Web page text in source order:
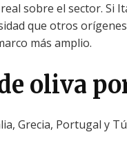
sobre el sector. Si
que otros
más amplio.
oliva
Grecia, Portugal y